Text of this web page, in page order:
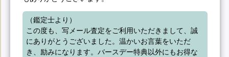
（鑑定士より）
この度も、写メール査定をご利用いただきまして、誠
にありがとうございました。温かいお言葉をいただ
き、励みになります。バースデー特典以外にもお得な